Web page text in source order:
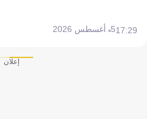
17:295 أغسطس 2026
إعلان